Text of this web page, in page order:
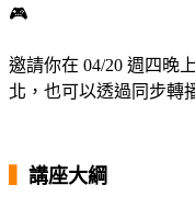
🎮
邀請你在 04/20 週四晚
北，也可以透過同步轉
講座大綱